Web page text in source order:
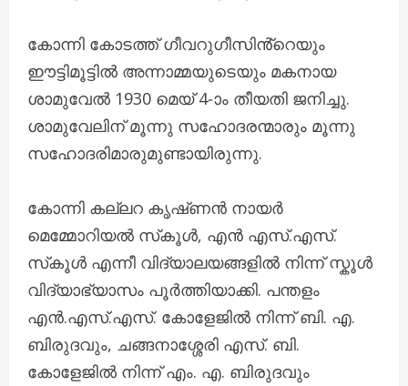
കോന്നി കോടത്ത് ഗീവറുഗീസിൻ്റെയും
ഈട്ടിമൂട്ടിൽ അന്നാമ്മയുടെയും മകനായ
ശാമുവേൽ 1930 മെയ് 4-ാം തീയതി ജനിച്ചു.
ശാമുവേലിന് മൂന്നു സഹോദരന്മാരും മൂന്നു
സഹോദരിമാരുമുണ്ടായിരുന്നു.
കോന്നി കല്ലറ കൃഷ്‌ണൻ നായർ
മെമ്മോറിയൽ സ്‌കൂൾ, എൻ എസ്.എസ്.
സ്‌കൂൾ എന്നീ വിദ്യാലയങ്ങളിൽ നിന്ന് സ്കൂൾ
വിദ്യാഭ്യാസം പൂർത്തിയാക്കി. പന്തളം
എൻ.എസ്.എസ്. കോളേജിൽ നിന്ന് ബി. എ.
ബിരുദവും, ചങ്ങനാശ്ശേരി എസ്. ബി.
കോളേജിൽ നിന്ന് എം. എ. ബിരുദവും